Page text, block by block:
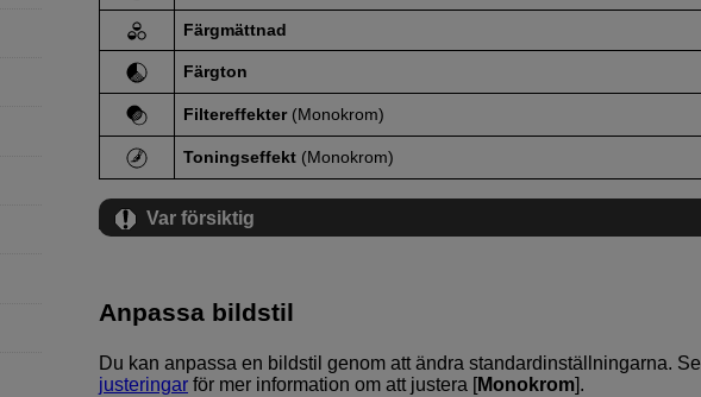
Färgmättnad
Färgton
Filtereffekter(Monokrom)
Toningseffekt (Monokrom)
Var försiktig
Anpassa bildstil
Du kan anpassa en bildstil genom att ändra standardinställningarna. Se
justeringar för mer information om att justera [Monokrom].